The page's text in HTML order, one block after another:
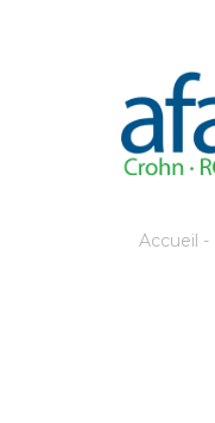
Accueil -